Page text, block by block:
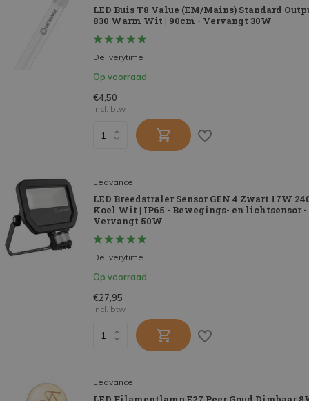
LED Buis T8 Value (EM/Mains) Standard
830 Warm Wit | 90cm - Vervangt 30W
Deliverytime
Op voorraad
€4,50
Incl. btw
Ledvance
LED Breedstraler Sensor GEN 4 Zwart 17W
Koel Wit | IP65 - Bewegings- en lichtsensor
Vervangt 50W
Deliverytime
Op voorraad
€27,95
Incl. btw
Ledvance